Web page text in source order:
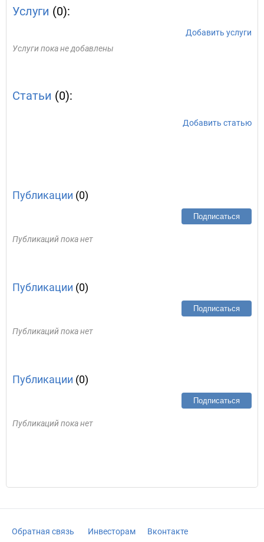
Услуги (0):
Добавить услуги
Услуги пока не добавлены
Статьи (0):
Добавить статью
Публикации (0)
Подписаться
Публикаций пока нет
Публикации (0)
Подписаться
Публикаций пока нет
Публикации (0)
Подписаться
Публикаций пока нет
Обратная связь Инвесторам Вконтакте